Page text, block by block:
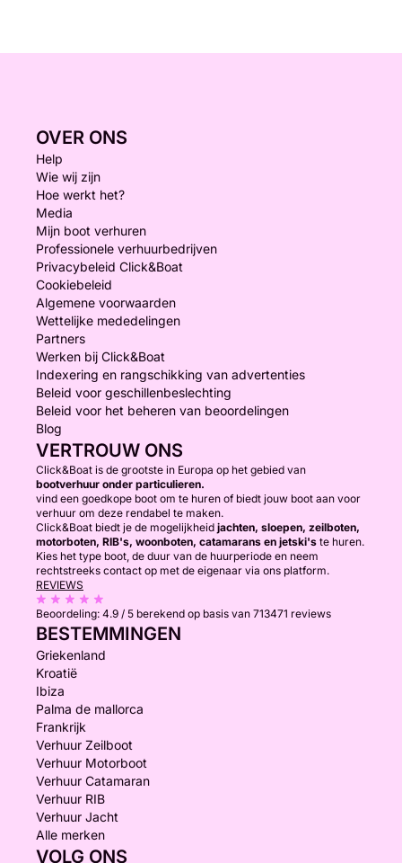
OVER ONS
Help
Wie wij zijn
Hoe werkt het?
Media
Mijn boot verhuren
Professionele verhuurbedrijven
Privacybeleid Click&Boat
Cookiebeleid
Algemene voorwaarden
Wettelijke mededelingen
Partners
Werken bij Click&Boat
Indexering en rangschikking van advertenties
Beleid voor geschillenbeslechting
Beleid voor het beheren van beoordelingen
Blog
VERTROUW ONS
Click&Boat is de grootste in Europa op het gebied van
bootverhuur onder particulieren.
vind een goedkope boot om te huren of biedt jouw boot aan voor
verhuur om deze rendabel te maken.
Click&Boat biedt je de mogelijkheid jachten, sloepen, zeilboten,
motorboten, RIB's, woonboten, catamarans en jetski's te huren.
Kies het type boot, de duur van de huurperiode en neem
rechtstreeks contact op met de eigenaar via ons platform.
REVIEWS
Beoordeling: 4.9 / 5 berekend op basis van 713471 reviews
BESTEMMINGEN
Griekenland
Kroatië
Ibiza
Palma de mallorca
Frankrijk
Verhuur Zeilboot
Verhuur Motorboot
Verhuur Catamaran
Verhuur RIB
Verhuur Jacht
Alle merken
VOLG ONS